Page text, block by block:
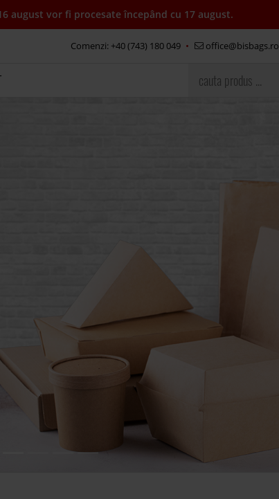
august vor fi procesate începând cu 17 august.
Comenzi: +40 (743) 180 049 office@bisbags.ro